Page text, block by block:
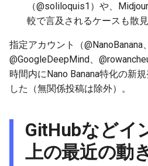
2025-12-06
2025-12-05
2025-12-04
2025-12-02
2025-12-01
（@soliloquis1）や、
較で言及されるケースも散見
指定アカウント（@NanoBanana
@GoogleDeepMind、
時間内にNano Banana特化の新
した（無関係投稿は除外）。
GitHubなどイ
上の最近の動